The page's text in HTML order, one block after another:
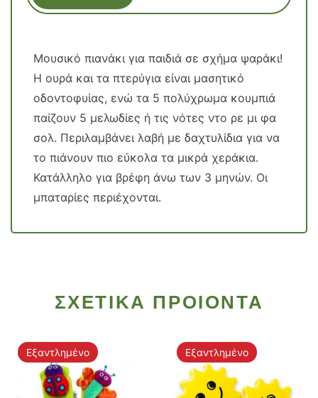
Μουσικό πιανάκι για παιδιά σε σχήμα ψαράκι!
Η ουρά και τα πτερύγια είναι μασητικό
οδοντοφυίας, ενώ τα 5 πολύχρωμα κουμπιά
παίζουν 5 μελωδίες ή τις νότες ντο ρε μι φα
σολ. Περιλαμβάνει λαβή με δαχτυλίδια για να
το πιάνουν πιο εύκολα τα μικρά χεράκια.
Κατάλληλο για βρέφη άνω των 3 μηνών. Οι
μπαταρίες περιέχονται.
ΣΧΕΤΙΚΑ ΠΡΟΙΟΝΤΑ
Εξαντλημένο Εξαντλημένο